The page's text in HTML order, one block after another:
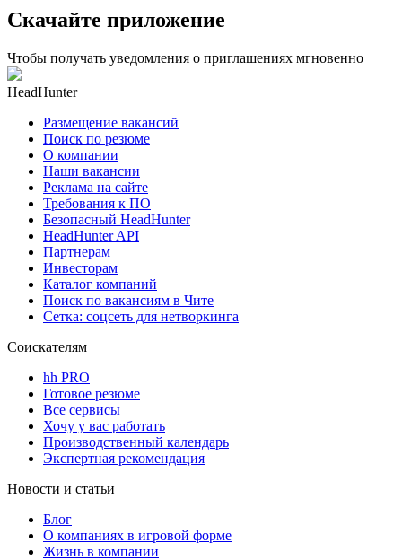
Скачайте приложение
Чтобы получать уведомления о приглашениях мгновенно
HeadHunter
Размещение вакансий
Поиск по резюме
О компании
Наши вакансии
Реклама на сайте
Требования к ПО
Безопасный HeadHunter
HeadHunter API
Партнерам
Инвесторам
Каталог компаний
Поиск по вакансиям в Чите
Сетка: соцсеть для нетворкинга
Соискателям
hh PRO
Готовое резюме
Все сервисы
Хочу у вас работать
Производственный календарь
Экспертная рекомендация
Новости и статьи
Блог
О компаниях в игровой форме
Жизнь в компании